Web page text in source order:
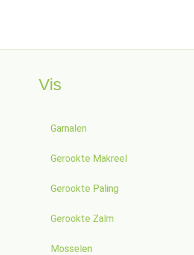
Vis
Garnalen
Gerookte Makreel
Gerookte Paling
Gerookte Zalm
Mosselen